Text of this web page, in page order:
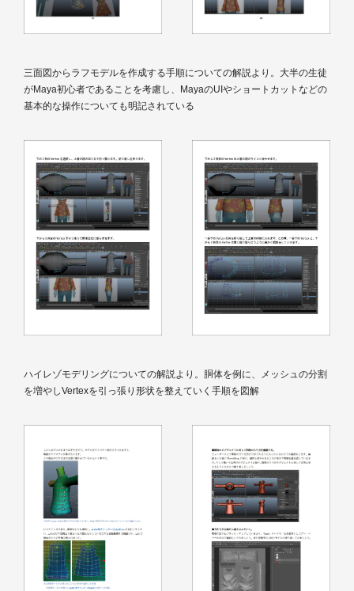
三面図からラフモデルを作成する手順についての解説より。大半の生徒
がMaya初心者であることを考慮し、MayaのUIやショートカットなどの
基本的な操作についても明記されている
ハイレゾモデリングについての解説より。胴体を例に、メッシュの分割
を増やしVertexを引っ張り形状を整えていく手順を図解